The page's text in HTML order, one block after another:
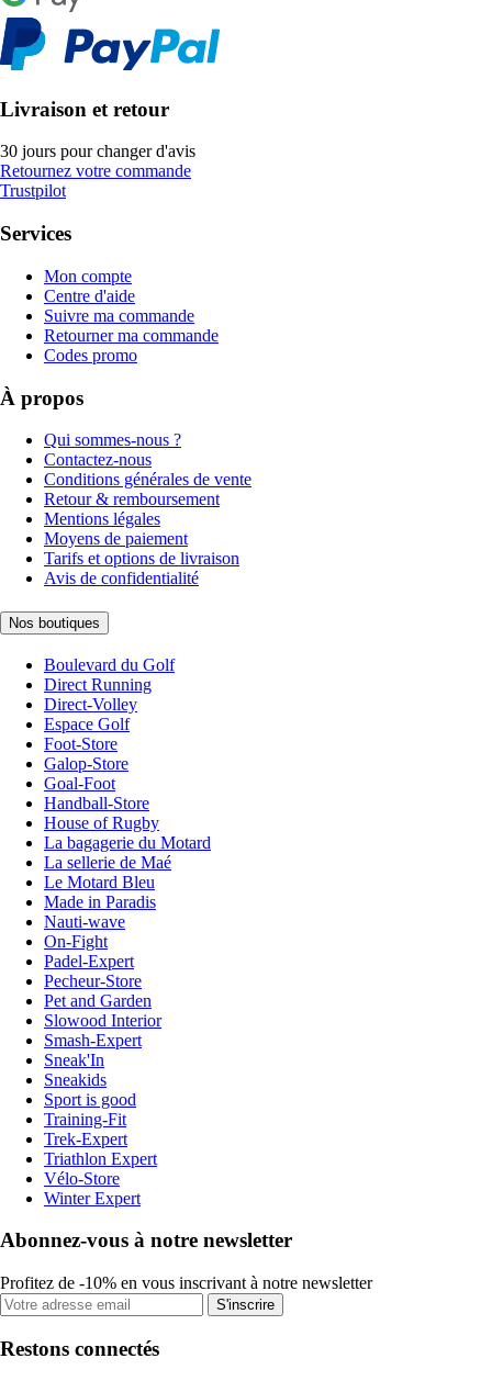
Livraison et retour
30 jours pour changer d'avis
Retournez votre commande
Trustpilot
Services
Mon compte
Centre d'aide
Suivre ma commande
Retourner ma commande
Codes promo
À propos
Qui sommes-nous ?
Contactez-nous
Conditions générales de vente
Retour & remboursement
Mentions légales
Moyens de paiement
Tarifs et options de livraison
Avis de confidentialité
Nos boutiques
Boulevard du Golf
Direct Running
Direct-Volley
Espace Golf
Foot-Store
Galop-Store
Goal-Foot
Handball-Store
House of Rugby
La bagagerie du Motard
La sellerie de Maé
Le Motard Bleu
Made in Paradis
Nauti-wave
On-Fight
Padel-Expert
Pecheur-Store
Pet and Garden
Slowood Interior
Smash-Expert
Sneak'In
Sneakids
Sport is good
Training-Fit
Trek-Expert
Triathlon Expert
Vélo-Store
Winter Expert
Abonnez-vous à notre newsletter
Profitez de -10% en vous inscrivant à notre newsletter
S'inscrire
Restons connectés